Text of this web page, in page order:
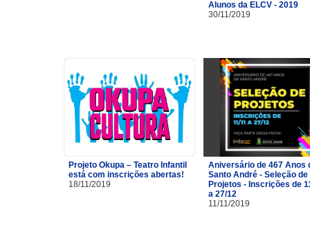
Alunos da ELCV - 2019
30/11/2019
Projeto Okupa – Teatro Infantil
está com inscrições abertas!
18/11/2019
Aniversário de 467 Anos
Santo André - Seleção de
Projetos - Inscrições de
a 27/12
11/11/2019